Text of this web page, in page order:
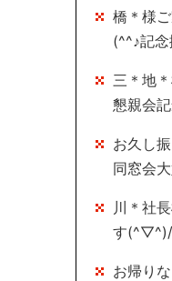
橋＊様
(^^♪記
三＊地
懇親会
お久し
同窓会
川＊社
す(^▽^)/
お帰り